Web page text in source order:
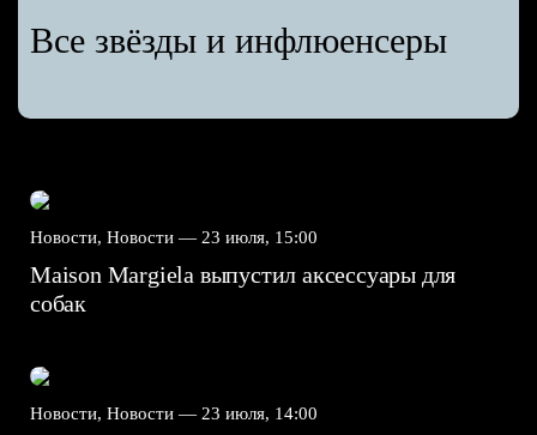
Все звёзды и инфлюенсеры
Новости, Новости — 23 июля, 15:00
Maison Margiela выпустил аксессуары для
собак
Новости, Новости — 23 июля, 14:00